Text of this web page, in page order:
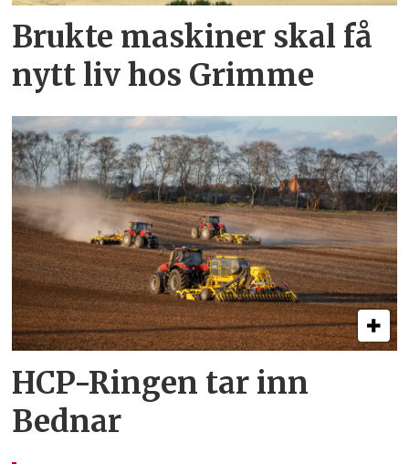
Brukte maskiner skal få
nytt liv hos Grimme
HCP-Ringen tar inn
Bednar